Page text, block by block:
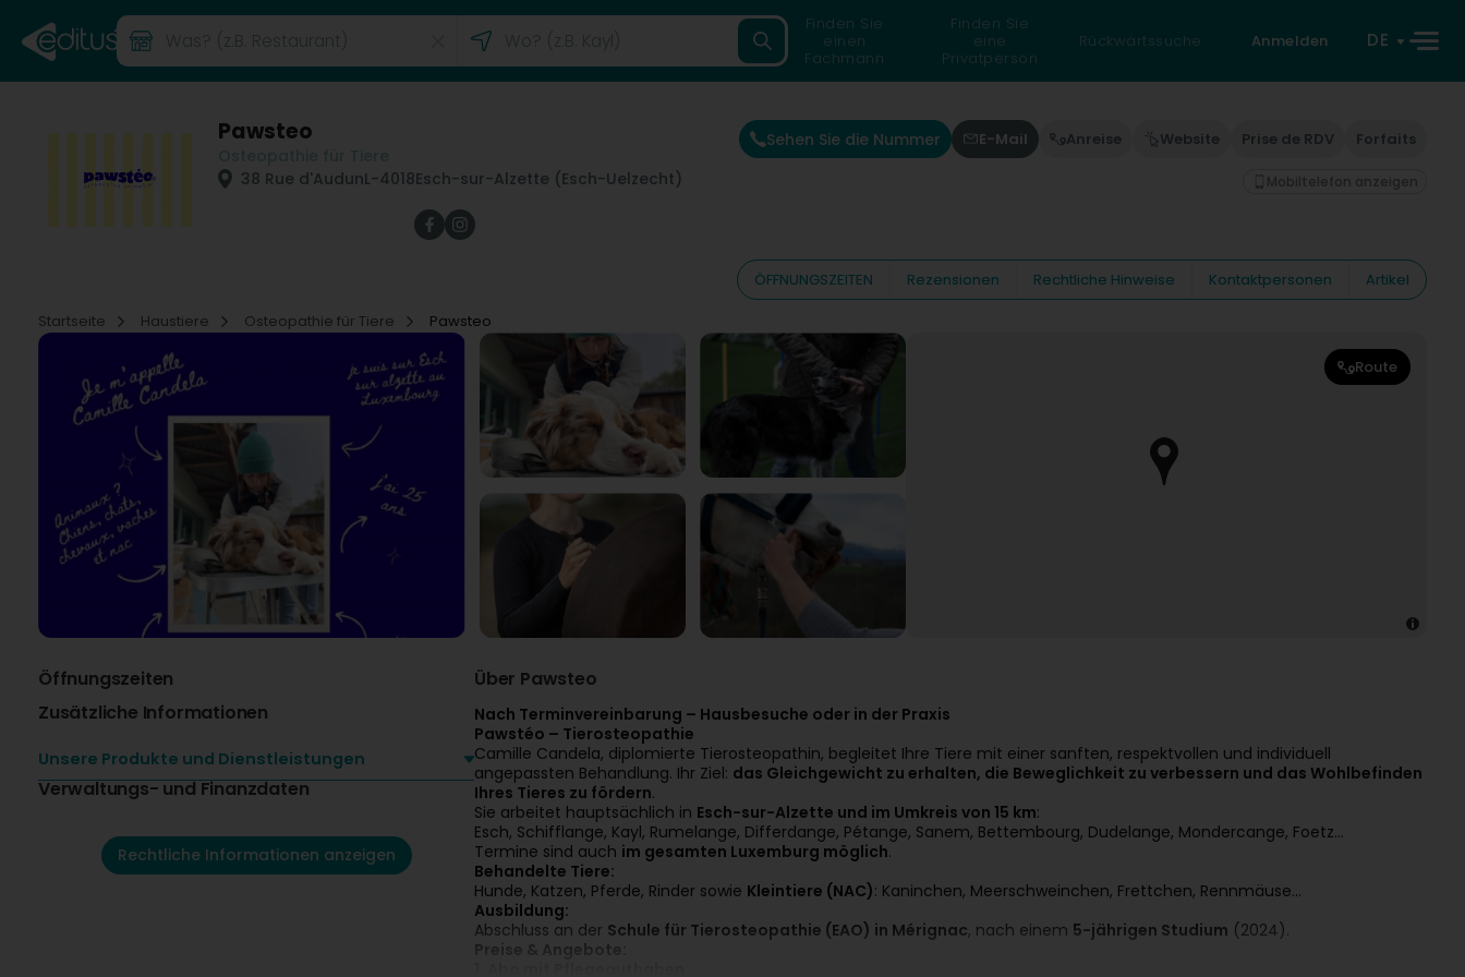
Finden Sie
einen
Fachmann
Finden Sie
eine
Privatperson
Rückwärtssuche Anmelden DE
Pawsteo
38 Rue d'AudunL-4018Esch-sur-Alzette (Esch-Uelzecht)
Sehen Sie die Nummer E-Mail Anreise Website Prise de RDV Forfaits
Mobiltelefon anzeigen
ÖFFNUNGSZEITEN Rezensionen Rechtliche Hinweise Kontaktpersonen
Artikel
Startseite
Haustiere Osteopathie für Tiere Pawsteo
Route
Öffnungszeiten
Zusätzliche Informationen
Unsere Produkte und Dienstleistungen
Verwaltungs- und Finanzdaten
Rechtliche Informationen anzeigen
Über Pawsteo
Nach Terminvereinbarung – Hausbesuche oder in der Praxis
Pawstéo – Tierosteopathie
Camille Candela, diplomierte Tierosteopathin, begleitet Ihre Tiere mit einer sanften, respektvollen und individuell
angepassten Behandlung. Ihr Ziel: das Gleichgewicht zu erhalten, die Beweglichkeit zu verbessern und das Wohlbefinden
Ihres Tieres zu fördern.
Sie arbeitet hauptsächlich in Esch-sur-Alzette und im Umkreis von 15 km:
Esch, Schifflange, Kayl, Rumelange, Differdange, Pétange, Sanem, Bettembourg, Dudelange, Mondercange, Foetz…
Termine sind auch im gesamten Luxemburg möglich.
Behandelte Tiere:
Hunde, Katzen, Pferde, Rinder sowie Kleintiere (NAC): Kaninchen, Meerschweinchen, Frettchen, Rennmäuse…
Ausbildung:
Abschluss an der Schule für Tierosteopathie (EAO) in Mérignac, nach einem 5-jährigen Studium (2024).
Preise & Angebote: